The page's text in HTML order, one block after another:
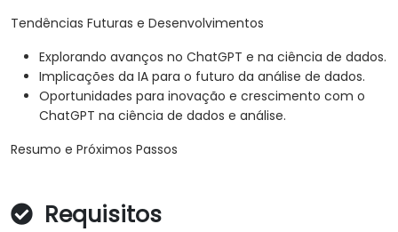
Tendências Futuras e Desenvolvimentos
Explorando avanços no ChatGPT e na ciência de dados.
Implicações da IA para o futuro da análise de dados.
Oportunidades para inovação e crescimento com o
ChatGPT na ciência de dados e análise.
Resumo e Próximos Passos
Requisitos